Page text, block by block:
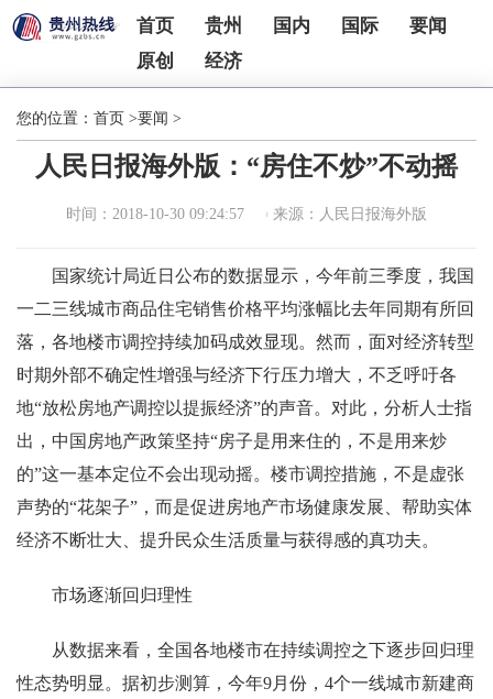
首页 贵州 国内 国际
要闻
原创
经济
您的位置： 首页 >要闻 >
人民日报海外版：“房住不炒”不动摇
时间：2018-10-30 09:24:57 来源：人民日报海外版
国家统计局近日公布的数据显示，今年前三季度，我国
一二三线城市商品住宅销售价格平均涨幅比去年同期有所回
落，各地楼市调控持续加码成效显现。然而，面对经济转型
时期外部不确定性增强与经济下行压力增大，不乏呼吁各
地“放松房地产调控以提振经济”的声音。对此，分析人士指
出，中国房地产政策坚持“房子是用来住的，不是用来炒
的”这一基本定位不会出现动摇。楼市调控措施，不是虚张
声势的“花架子”，而是促进房地产市场健康发展、帮助实体
经济不断壮大、提升民众生活质量与获得感的真功夫。
市场逐渐回归理性
从数据来看，全国各地楼市在持续调控之下逐步回归理
性态势明显。据初步测算，今年9月份，4个一线城市新建商